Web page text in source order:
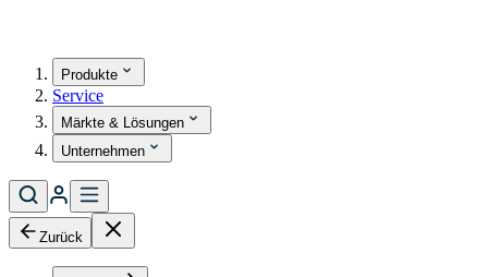
Produkte
Service
Märkte & Lösungen
Unternehmen
Zurück